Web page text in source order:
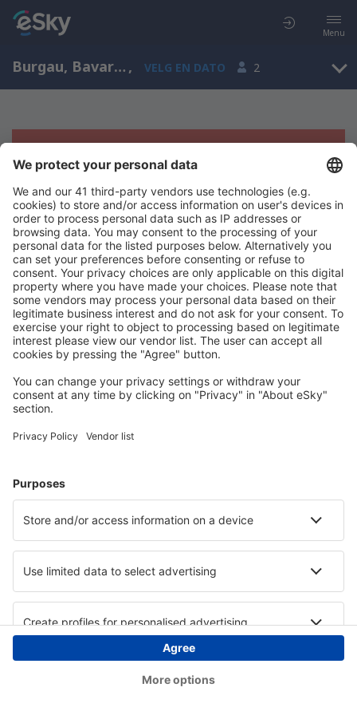
Menu
Burgau, Bavaria, Tyskland , VELG EN DATO 2
Beklager, søket ga ingen resultater
Prøv å søk etter andre kriterier
Copyright © eSkyTravel.no. Alle rettigheter forbeholdt.